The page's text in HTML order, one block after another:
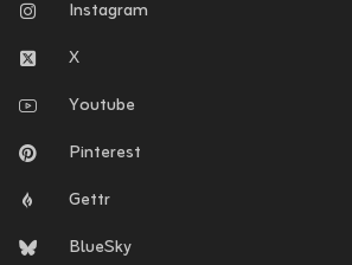
Instagram
X
Youtube
Pinterest
Gettr
BlueSky